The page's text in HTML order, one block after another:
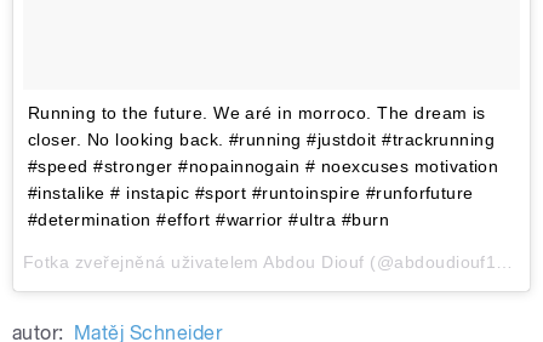
Running to the future. We aré in morroco. The dream is
closer. No looking back. #running #justdoit #trackrunning
#speed #stronger #nopainnogain # noexcuses motivation
#instalike # instapic #sport #runtoinspire #runforfuture
#determination #effort #warrior #ultra #burn
Fotka zveřejněná uživatelem Abdou Diouf (@abdoudiouf1993),Čec 24, 2015 v 3:29 PDT
autor: Matěj Schneider